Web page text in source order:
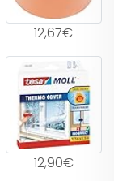
12,67€
12,90€